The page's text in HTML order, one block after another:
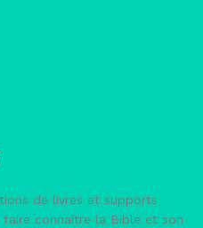
de livres et supports
connaître la Bible et son